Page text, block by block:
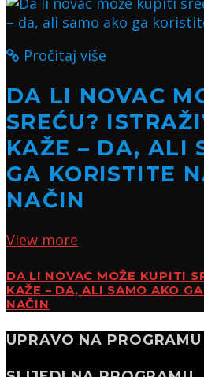
Pročitaj više
DA LI NOVAC
SREĆU?
KAŽE – DA, ALI
GA KORISTITE
NAČIN
View more
DA LI NOVAC MOŽE KUPITI
KAŽE – DA, ALI SAMO AKO
NAČIN
UPRAVO NA PROGRAMU